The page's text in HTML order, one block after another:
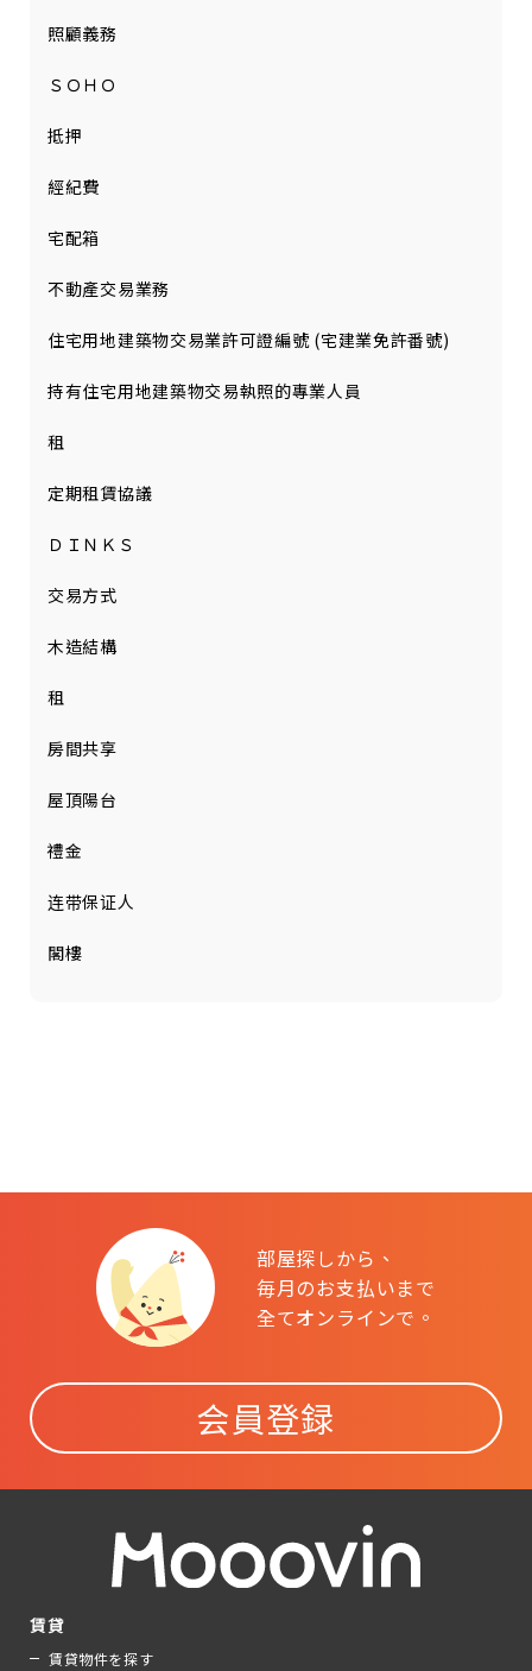
照顧義務
ＳＯＨＯ
抵押
經紀費
宅配箱
不動產交易業務
住宅用地建築物交易業許可證編號 (宅建業免許番號)
持有住宅用地建築物交易執照的專業人員
租
定期租賃協議
ＤＩＮＫＳ
交易方式
木造結構
租
房間共享
屋頂陽台
禮金
连带保证人
閣樓
部屋探しから、
毎月のお支払いまで
全てオンラインで。
会員登録
賃貸
賃貸物件を探す